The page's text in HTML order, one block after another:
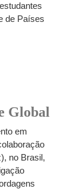
de Países
Global
em
no Brasil,